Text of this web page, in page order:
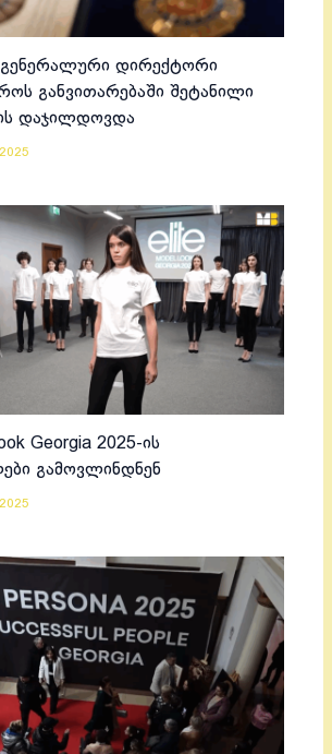
გენერალური დირექტორი
განვითარებაში შეტანილი
დაჯილდოვდა
Georgia 2025-ის
გამოვლინდნენ